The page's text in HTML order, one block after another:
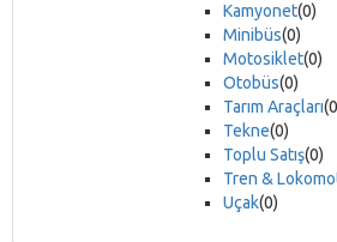
Kamyonet(0)
Minibüs(0)
Motosiklet(0)
Otobüs(0)
Tarım Araçları
Tekne(0)
Toplu Satış(0)
Tren &
Uçak(0)